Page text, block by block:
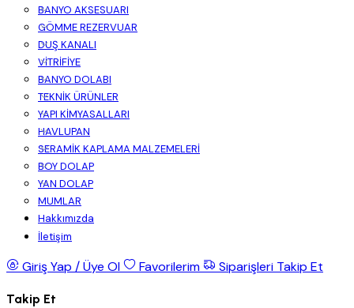
BANYO AKSESUARI
GÖMME REZERVUAR
DUŞ KANALI
VİTRİFİYE
BANYO DOLABI
TEKNİK ÜRÜNLER
YAPI KİMYASALLARI
HAVLUPAN
SERAMİK KAPLAMA MALZEMELERİ
BOY DOLAP
YAN DOLAP
MUMLAR
Hakkımızda
İletişim
Giriş Yap / Üye Ol Favorilerim Siparişleri Takip Et
Takip Et